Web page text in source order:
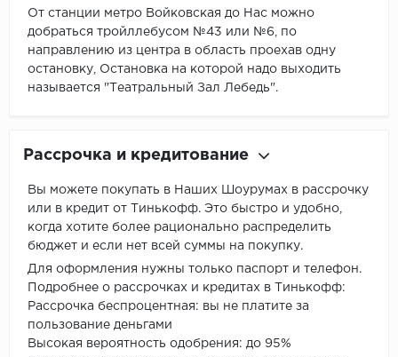
От станции метро Войковская до Нас можно
добраться тройллебусом №43 или №6, по
направлению из центра в область проехав одну
остановку, Остановка на которой надо выходить
называется "Театральный Зал Лебедь".
Рассрочка и кредитование
Вы можете покупать в Наших Шоурумах в рассрочку
или в кредит от Тинькофф. Это быстро и удобно,
когда хотите более рационально распределить
бюджет и если нет всей суммы на покупку.
Для оформления нужны только паспорт и телефон.
Подробнее о рассрочках и кредитах в Тинькофф:
Рассрочка беспроцентная: вы не платите за
пользование деньгами
Высокая вероятность одобрения: до 95%